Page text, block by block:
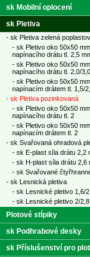
sk Mobilní oplocení
sk Pletiva
- sk Pletiva zelená
- sk Pletivo oko 50x50
napínacího drátu tl. 2,5
- sk Pletivo oko 50x50
napínacího drátu tl. 2,0/
- sk Pletivo oko 50x50
napínacím drátem tl. 1,5/
- sk Pletiva pozinkovaná
- sk Pletivo oko 50x50
napínacího drátu tl. 2
- sk Pletivo oko 50x50
napínacím drátem tl. 2
- sk Svařovaná ohradová
- sk E-plast síla drátu 2,2
- sk H-plast síla drátu 2,6
- sk Svařované
- sk Lesnická pletiva
- sk Lesnické pletivo 1,6/
- sk Lesnické pletivo 2/
Plotové stĺpiky
sk Podhrabové desky
sk Příslušenství pro